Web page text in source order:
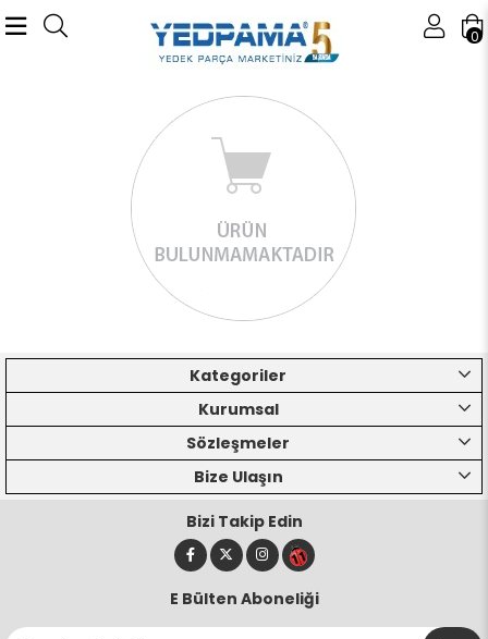
0
Kategoriler
Kurumsal
Sözleşmeler
Bize Ulaşın
Bizi Takip Edin
E Bülten Aboneliği